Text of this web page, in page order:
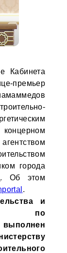
Кабинета
премьер
города
Об этом
.
и
по
выполнен